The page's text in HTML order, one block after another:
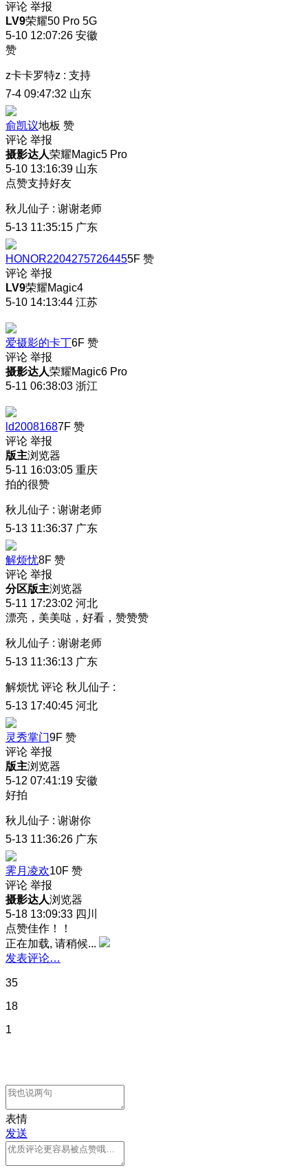
评论 举报
LV9荣耀50 Pro 5G
5-10 12:07:26 安徽
赞
z卡卡罗特z : 支持
7-4 09:47:32 山东
俞凯议地板 赞
评论 举报
摄影达人荣耀Magic5 Pro
5-10 13:16:39 山东
点赞支持好友
秋儿仙子 : 谢谢老师
5-13 11:35:15 广东
HONOR22042757264455F 赞
评论 举报
LV9荣耀Magic4
5-10 14:13:44 江苏
爱摄影的卡丁6F 赞
评论 举报
摄影达人荣耀Magic6 Pro
5-11 06:38:03 浙江
ld20081687F 赞
评论 举报
版主浏览器
5-11 16:03:05 重庆
拍的很赞
秋儿仙子 : 谢谢老师
5-13 11:36:37 广东
解烦忧8F 赞
评论 举报
分区版主浏览器
5-11 17:23:02 河北
漂亮，美美哒，好看，赞赞赞
秋儿仙子 : 谢谢老师
5-13 11:36:13 广东
解烦忧 评论 秋儿仙子 :
5-13 17:40:45 河北
灵秀掌门9F 赞
评论 举报
版主浏览器
5-12 07:41:19 安徽
好拍
秋儿仙子 : 谢谢你
5-13 11:36:26 广东
霁月凌欢10F 赞
评论 举报
摄影达人浏览器
5-18 13:09:33 四川
点赞佳作！！
正在加载, 请稍候...
发表评论…
35
18
1
表情
发送